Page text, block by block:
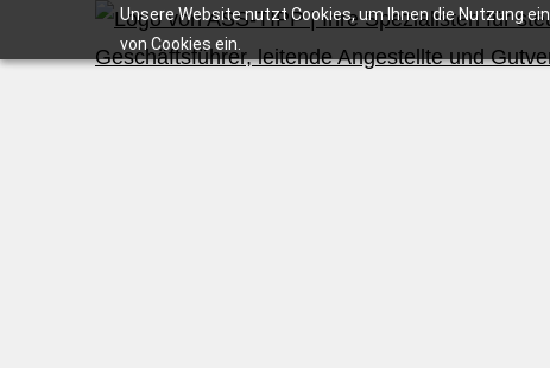
Unsere Website nutzt Cookies, um Ihnen die Nutzung
von Cookies ein.